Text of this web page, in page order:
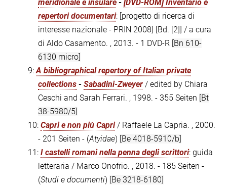
meridionale e insulare - [DVD-ROM] Inventario e
repertori documentari: [progetto di ricerca di
interesse nazionale - PRIN 2008] [Bd. [2]] / a cura
di Aldo Casamento. , 2013. - 1 DVD-R [Bn 610-
6130 micro]
9:A bibliographical repertory of Italian private
collections - Sabadini-Zweyer / edited by Chiara
Ceschi and Sarah Ferrari. , 1998. - 355 Seiten [Bt
38-5980/5]
10: Capri e non più Capri/ Raffaele La Capria. , 2000.
- 201 Seiten - (Atyidae) [Be 4018-5910/b]
11: I castelli romani nella penna degli scrittori: guida
letteraria / Marco Onofrio. , 2018. - 185 Seiten -
(Studi e documenti) [Be 3218-6180]